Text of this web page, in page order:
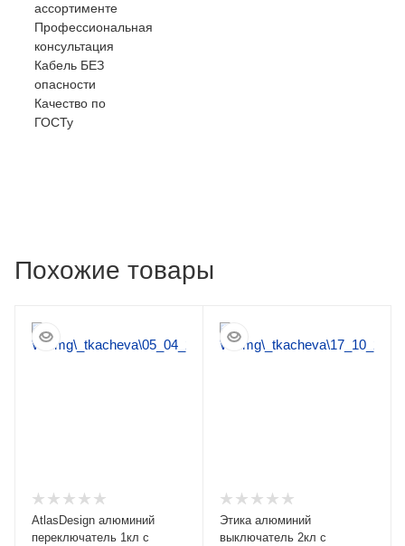
ассортименте
Профессиональная
консультация
Кабель БЕЗ
опасности
Качество по
ГОСТу
Похожие товары
AtlasDesign алюминий
переключатель 1кл с
Этика алюминий
выключатель 2кл с